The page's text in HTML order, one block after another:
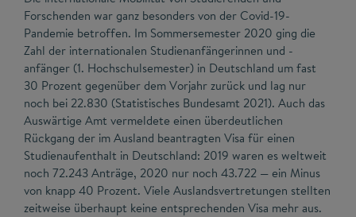
Forschenden war ganz besonders von der Covid-19-
Pandemie betroffen. Im Sommersemester 2020 ging die
Zahl der internationalen Studienanfängerinnen und -
anfänger (1. Hochschulsemester) in Deutschland um fast
30 Prozent gegenüber dem Vorjahr zurück und lag nur
noch bei 22.830 (Statistisches Bundesamt 2021). Auch das
Auswärtige Amt vermeldete einen überdeutlichen
Rückgang der im Ausland beantragten Visa für einen
Studienaufenthalt in Deutschland: 2019 waren es weltweit
noch 72.243 Anträge, 2020 nur noch 43.722 — ein Minus
von knapp 40 Prozent. Viele Auslandsvertretungen stellten
zeitweise überhaupt keine entsprechenden Visa mehr aus.